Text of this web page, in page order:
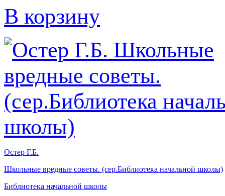
В корзину
Остер Г.Б.
Школьные вредные советы. (сер.Библиотека начальной школы)
Библиотека начальной школы